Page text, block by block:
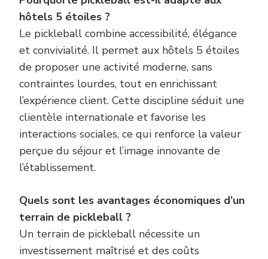
hôtels 5 étoiles ?
Le pickleball combine accessibilité, élégance
et convivialité. Il permet aux hôtels 5 étoiles
de proposer une activité moderne, sans
contraintes lourdes, tout en enrichissant
l’expérience client. Cette discipline séduit une
clientèle internationale et favorise les
interactions sociales, ce qui renforce la valeur
perçue du séjour et l’image innovante de
l’établissement.
Quels sont les avantages économiques d’un
terrain de pickleball ?
Un terrain de pickleball nécessite un
investissement maîtrisé et des coûts